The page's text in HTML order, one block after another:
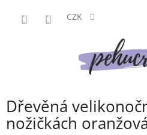
CZK
Dřevěná
nožičkách